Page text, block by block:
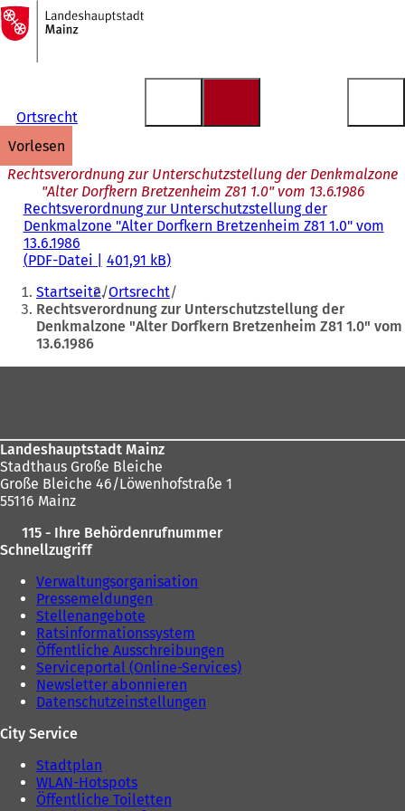
Inhalt anspringen
Zur
Startseite
Ortsrecht
vorlesen
Rechtsverordnung zur Unterschutzstellung der Denkmalzone
"Alter Dorfkern Bretzenheim Z81 1.0" vom 13.6.1986
Rechtsverordnung zur Unterschutzstellung der
Denkmalzone "Alter Dorfkern Bretzenheim Z81 1.0" vom
13.6.1986
PDF-Datei 401,91 kB
Sie
befinden
sich
Startseite Ortsrecht
Rechtsverordnung zur Unterschutzstellung der
Denkmalzone "Alter Dorfkern Bretzenheim Z81 1.0" vom
13.6.1986
Landeshauptstadt Mainz
Stadthaus Große Bleiche
Große Bleiche 46/Löwenhofstraße 1
55116 Mainz
115 - Ihre Behördenrufnummer
Schnellzugriff
Verwaltungsorganisation
Pressemeldungen
Stellenangebote
Ratsinformationssystem
Öffentliche Ausschreibungen
Serviceportal (Online-Services)
Newsletter abonnieren
Datenschutzeinstellungen
City Service
Stadtplan
WLAN-Hotspots
Öffentliche Toiletten